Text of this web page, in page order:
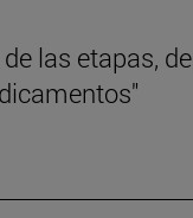
las etapas,